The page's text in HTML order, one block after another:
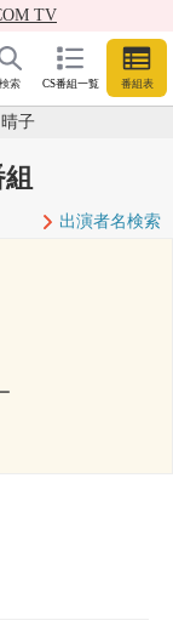
TV
CS番組一覧 番組表
検索
子
出演者名検索